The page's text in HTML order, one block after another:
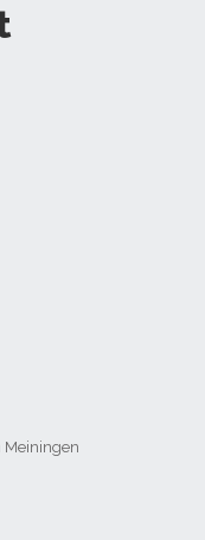
Meiningen